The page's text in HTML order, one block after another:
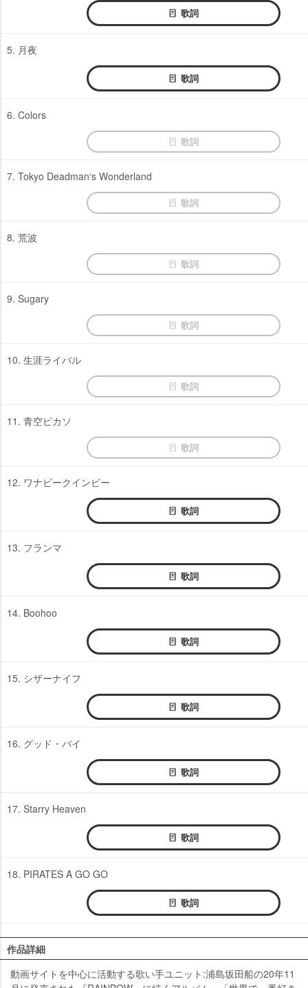
歌詞
5. 月夜
歌詞
6. Colors
歌詞
7. Tokyo Deadman‘s Wonderland
歌詞
8. 荒波
歌詞
9. Sugary
歌詞
10. 生涯ライバル
歌詞
11. 青空ピカソ
歌詞
12. ワナビークインビー
歌詞
13. フランマ
歌詞
14. Boohoo
歌詞
15. シザーナイフ
歌詞
16. グッド・バイ
歌詞
17. Starry Heaven
歌詞
18. PIRATES A GO GO
歌詞
作品詳細
動画サイトを中心に活動する歌い手ユニット:浦島坂田船の20年11